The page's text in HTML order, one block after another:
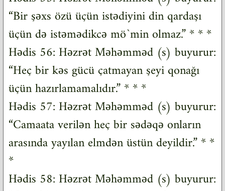
“Bir şəxs özü üçün istədiyini din qardaşı
üçün də istəmədikcə mö`min olmaz.” * * *
Hədis 56: Həzrət Məhəmməd (s) buyurur:
“Heç bir kəs gücü çatmayan şeyi qonağı
üçün hazırlamamalıdır.” * * *
Hədis 57: Həzrət Məhəmməd (s) buyurur:
“Camaata verilən heç bir sədəqə onların
arasında yayılan elmdən üstün deyildir.” * *
*
Hədis 58: Həzrət Məhəmməd (s) buyurur: